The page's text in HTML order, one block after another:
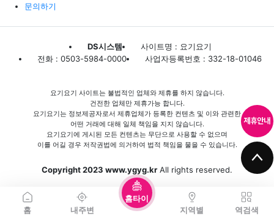
홈 내주변
홈타이
지역별
역검색
문의하기
DS시스템
사이트명 : 요기요기
전화 : 0503-5984-0000
사업자등록번호 : 332-18-01046
요기요기 사이트는 불법적인 업체와 제휴를 하지 않습니다.
건전한 업체만 제휴가능 합니다.
요기요기는 정보제공자로서 제휴업체가 등록한 컨텐츠 및 이와 관련한
어떤 거래에 대해 일체 책임을 지지 않습니다.
요기요기에 게시된 모든 컨텐츠는 무단으로 사용할 수 없으며
이를 어길 경우 저작권법에 의거하여 법적 책임을 물을 수 있습니다.
Copyright 2023 www.ygyg.kr All rights reserved.